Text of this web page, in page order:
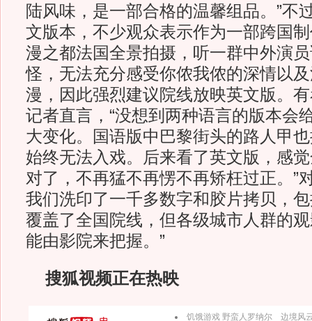
陆风味，是一部合格的温馨组品。”不
文版本，不少观众表示作为一部跨国
漫之都法国全景拍摄，听一群中外演
怪，无法充分感受你侬我侬的深情以
漫，因此强烈建议院线放映英文版。
记者直言，“没想到两种语言的版本会
大变化。国语版中巴黎街头的路人甲
始终无法入戏。后来看了英文版，感
对了，不再猛不再愣不再矫枉过正。”
我们洗印了一千多数字和胶片拷贝，
覆盖了全国院线，但各级城市人群的
能由影院来把握。”
搜狐视频正在热映